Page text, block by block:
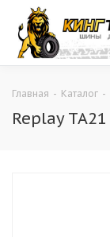
Главная - Каталог -
Replay TA21